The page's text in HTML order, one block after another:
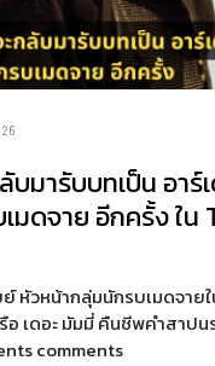
บมารับบทเป็น อาร์
ดจาย อีกครั้ง ใน
ย์ หัวหน้ากลุ่มนักรบเมดจา
อ เดอะ มัมมี่ คืนชีพคำสาปน
comments